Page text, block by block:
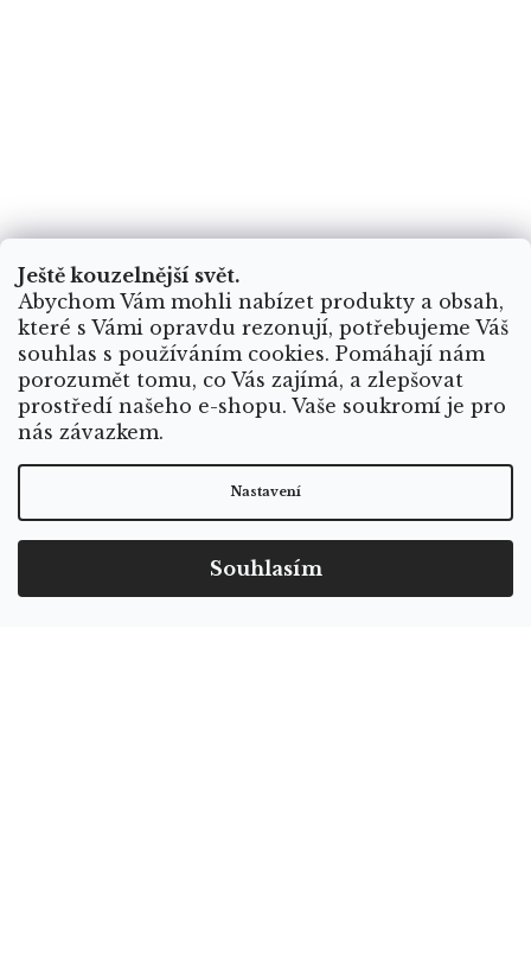
Ještě kouzelnější svět.
Abychom Vám mohli nabízet produkty a obsah,
které s Vámi opravdu rezonují, potřebujeme Váš
souhlas s používáním cookies. Pomáhají nám
porozumět tomu, co Vás zajímá, a zlepšovat
prostředí našeho e-shopu. Vaše soukromí je pro
nás závazkem.
Nastavení
Souhlasím